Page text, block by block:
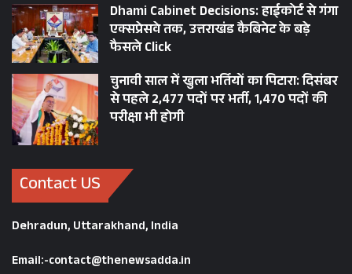
Dhami Cabinet Decisions: हाईकोर्ट से गंगा
एक्सप्रेसवे तक, उत्तराखंड कैबिनेट के बड़े
फैसले Click
चुनावी साल में खुला भर्तियों का पिटारा: दिसंबर
से पहले 2,477 पदों पर भर्ती, 1,470 पदों की
परीक्षा भी होगी
Contact US
Dehradun, Uttarakhand, India
Email:-contact@thenewsadda.in